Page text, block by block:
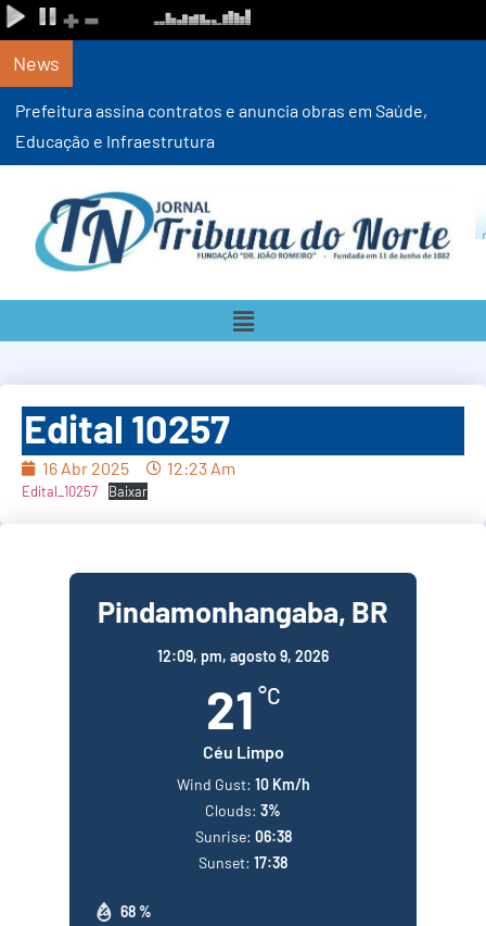
News
Prefeitura assina contratos e anuncia obras em Saúde,
Educação e Infraestrutura
Edital 10257
16 Abr 2025 12:23 Am
Edital_10257 Baixar
Pindamonhangaba, BR
12:09, pm, agosto 9, 2026
21 °C
Céu Limpo
68 %
Wind Gust: 10 Km/h
Clouds: 3%
Sunrise: 06:38
Sunset: 17:38